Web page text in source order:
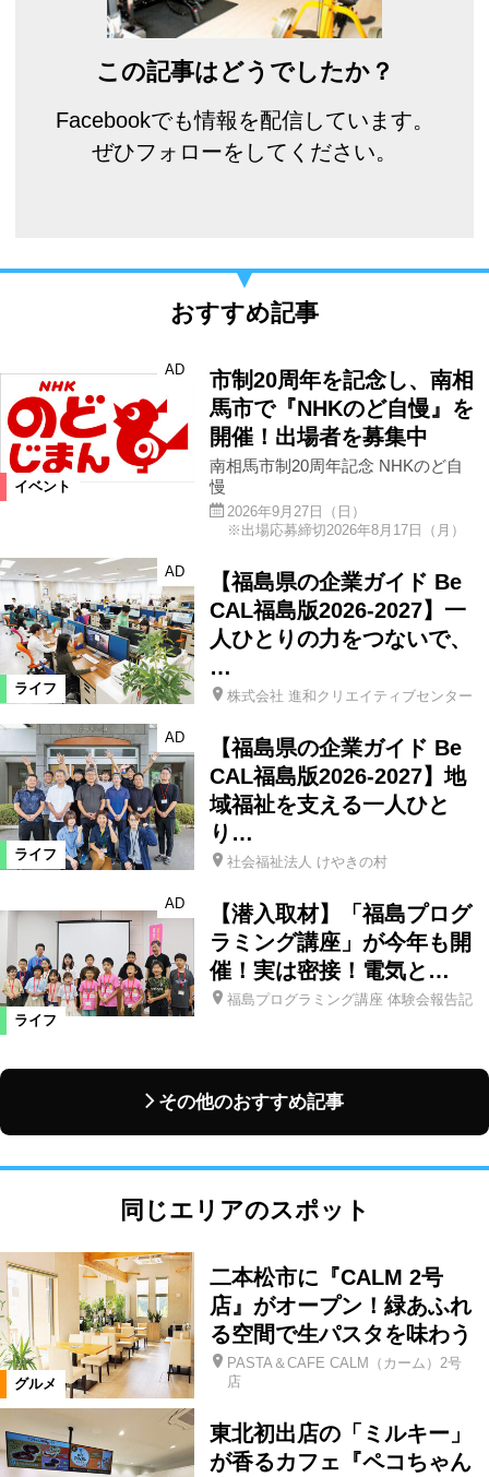
この記事はどうでしたか？
Facebookでも情報を配信しています。
ぜひフォローをしてください。
おすすめ記事
イベント
AD
市制20周年を記念し、南相
馬市で『NHKのど自慢』を
開催！出場者を募集中
南相馬市制20周年記念 NHKのど自
慢
2026年9月27日（日）
※出場応募締切2026年8月17日（月）
ライフ
AD
【福島県の企業ガイド Be
CAL福島版2026-2027】一
人ひとりの力をつないで、
…
株式会社 進和クリエイティブセンター
ライフ
AD
【福島県の企業ガイド Be
CAL福島版2026-2027】地
域福祉を支える一人ひと
り…
社会福祉法人 けやきの村
ライフ
AD
【潜入取材】「福島プログ
ラミング講座」が今年も開
催！実は密接！電気と…
福島プログラミング講座 体験会報告記
その他のおすすめ記事
同じエリアのスポット
グルメ
二本松市に『CALM 2号
店』がオープン！緑あふれ
る空間で生パスタを味わう
PASTA＆CAFE CALM（カーム）2号
店
東北初出店の「ミルキー」
が香るカフェ『ペコちゃん